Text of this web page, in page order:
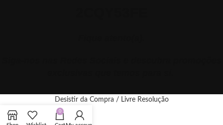
0
Desistir da Compra / Livre Resolução